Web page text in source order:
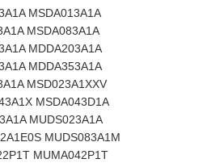
MSDA013A1A
MSDA083A1A
MDDA203A1A
MDDA353A1A
MSD023A1XXV
MSDA043D1A
MUDS023A1A
MUDS083A1M
MUMA042P1T